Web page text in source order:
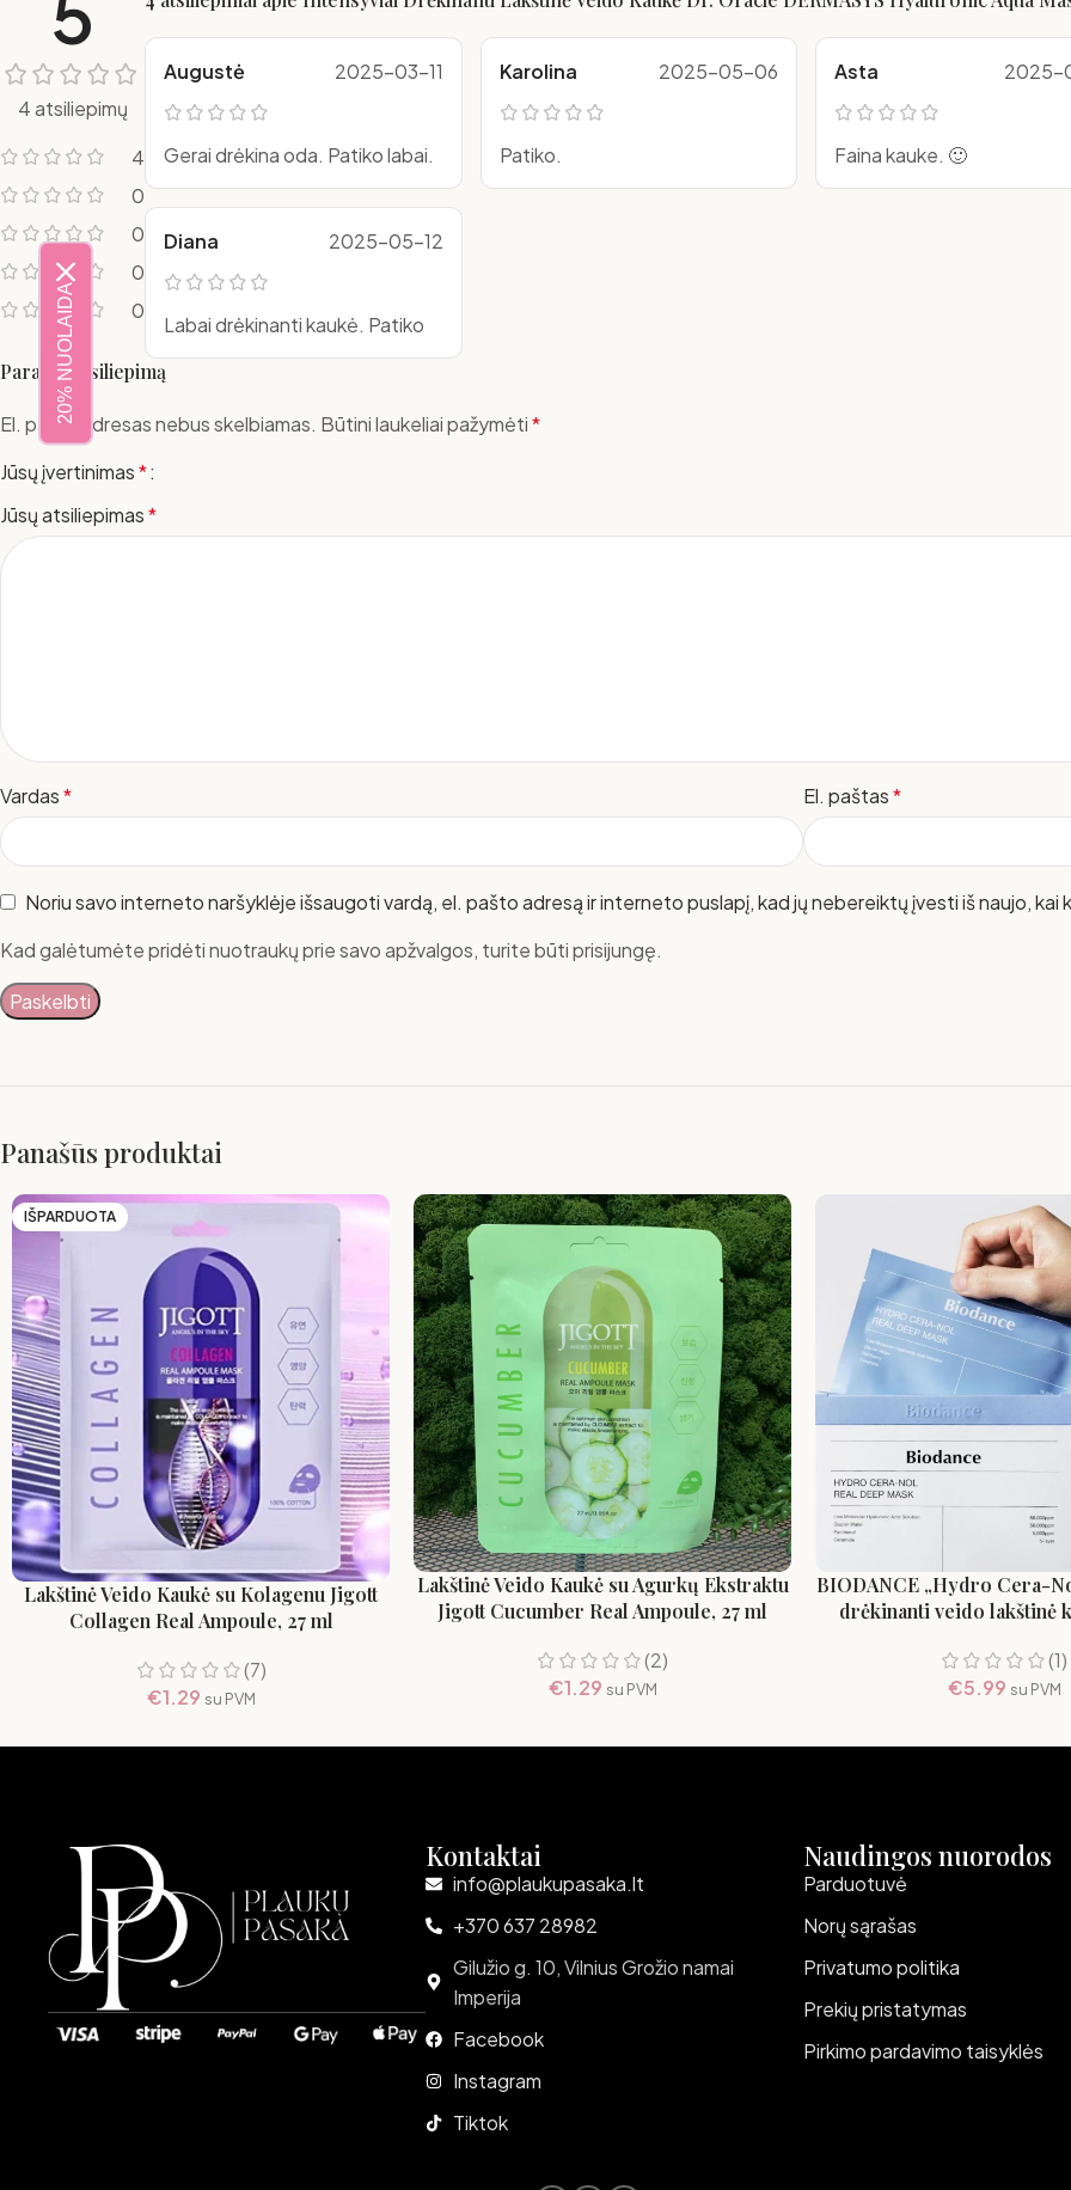
4 atsiliepimų
4
0
0
0
0
Augustė 2025-03-11
Gerai drėkina oda. Patiko labai.
Karolina 2025-05-06
Patiko.
Asta 2025-
Faina kauke. 🙂
Diana 2025-05-12
Labai drėkinanti kaukė. Patiko
Parašyti atsiliepimą
El. pašto adresas nebus skelbiamas. Būtini laukeliai pažymėti*
Jūsų įvertinimas*
Jūsų atsiliepimas*
Vardas* El. paštas*
Noriu savo interneto naršyklėje išsaugoti vardą, el. pašto adresą ir interneto puslapį, kad jų nebereiktų įvesti iš naujo,
Kad galėtumėte pridėti nuotraukų prie savo apžvalgos, turite būti prisijungę.
Panašūs produktai
IŠPARDUOTA
Lakštinė Veido Kaukė su Kolagenu Jigott
Collagen Real Ampoule, 27 ml
(7)
€1.29 su PVM
Lakštinė Veido Kaukė su Agurkų Ekstraktu
Jigott Cucumber Real Ampoule, 27 ml
(2)
€1.29 su PVM
BIODANCE „Hydro Cera-
drėkinanti veido lakštinė
(1)
€5.99 su PVM
Kontaktai
info@plaukupasaka.lt
+370 637 28982
Gilužio g. 10, Vilnius Grožio namai
Imperija
Facebook
Instagram
Tiktok
Naudingos nuorodos
Parduotuvė
Norų sąrašas
Privatumo politika
Prekių pristatymas
Pirkimo pardavimo taisyklės
20% NUOLAIDA